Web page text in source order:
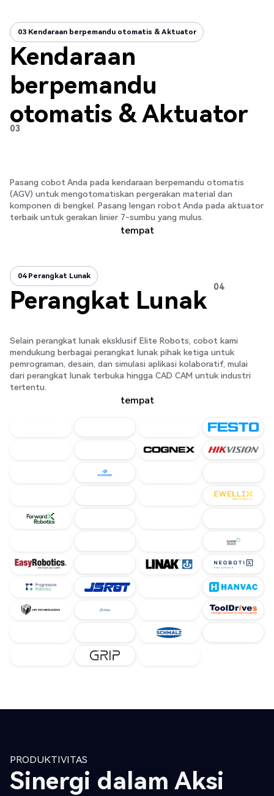
03 Kendaraan berpemandu otomatis & Aktuator
03 Kendaraan berpemandu otomatis & Aktuator
Kendaraan
berpemandu
otomatis & Aktuator
03
Pasang cobot Anda pada kendaraan berpemandu otomatis
(AGV) untuk mengotomatiskan pergerakan material dan
komponen di bengkel. Pasang lengan robot Anda pada aktuator
terbaik untuk gerakan linier 7-sumbu yang mulus.
tempat
04 Perangkat Lunak
04 Perangkat Lunak
Perangkat Lunak 04
Selain perangkat lunak eksklusif Elite Robots, cobot kami
mendukung berbagai perangkat lunak pihak ketiga untuk
pemrograman, desain, dan simulasi aplikasi kolaboratif, mulai
dari perangkat lunak terbuka hingga CAD CAM untuk industri
tertentu.
tempat
PRODUKTIVITAS
Sinergi dalam Aksi